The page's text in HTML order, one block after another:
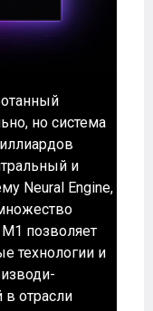
но система
и
Neural Engine,
позволяет
технологии и
в отрасли